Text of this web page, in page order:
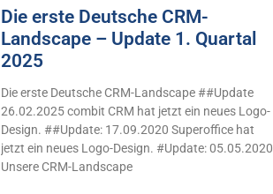
Die erste Deutsche CRM-
Landscape – Update 1. Quartal
2025
Die erste Deutsche CRM-Landscape ##Update
26.02.2025 combit CRM hat jetzt ein neues Logo-
Design. ##Update: 17.09.2020 Superoffice hat
jetzt ein neues Logo-Design. #Update: 05.05.2020
Unsere CRM-Landscape